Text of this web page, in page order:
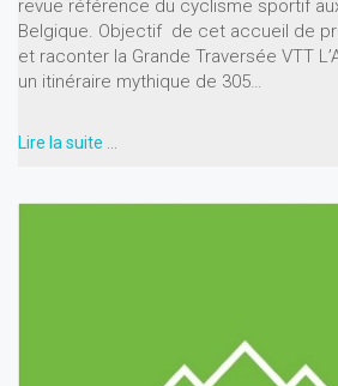
revue référence du cyclisme sportif
Belgique. Objectif de cet accueil de
et raconter la Grande Traversée VTT
un itinéraire mythique de 305…
Lire la suite …